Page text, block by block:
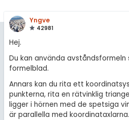
Yngve
42981
Hej.
Du kan använda
formelblad.
Annars kan du rita ett
punkterna, rita en rätvinklig
ligger i hörnen med de spetsiga
är parallella med koordinataxlarna.